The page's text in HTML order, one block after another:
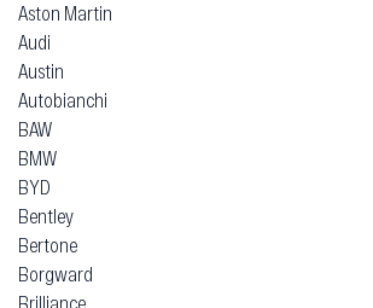
Aston Martin
Audi
Austin
Autobianchi
BAW
BMW
BYD
Bentley
Bertone
Borgward
Brilliance